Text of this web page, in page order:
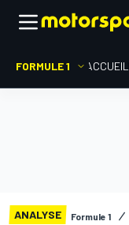
FORMULE 1 ACCUEIL
ANALYSE Formule 1